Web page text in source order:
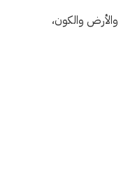
والكون،